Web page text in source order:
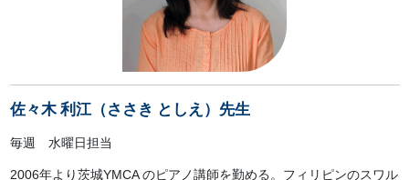
佐々木 利江（ささき としえ）先生
毎週 水曜日担当
2006年より茨城YMCA のピアノ講師を勤める。フィリピンのスワル